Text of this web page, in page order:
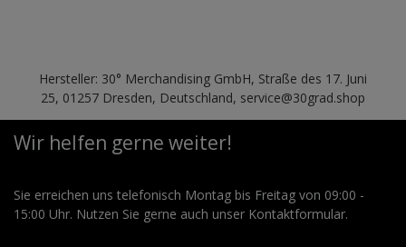
Hersteller: 30° Merchandising GmbH, Straße des 17. Juni
25, 01257 Dresden, Deutschland, service@30grad.shop
Wir helfen gerne weiter!
Sie erreichen uns telefonisch Montag bis Freitag von 09:00 -
15:00 Uhr. Nutzen Sie gerne auch unser Kontaktformular.